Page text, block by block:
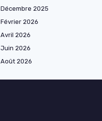
Décembre 2025
Février 2026
Avril 2026
Juin 2026
Août 2026